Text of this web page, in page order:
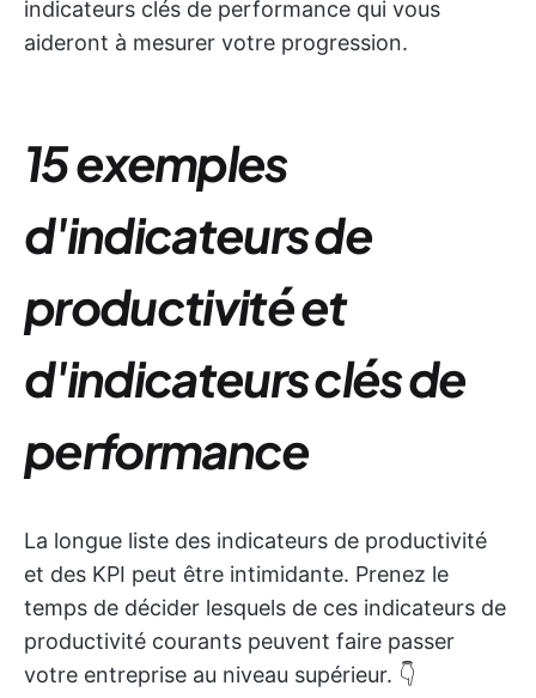
indicateurs clés de performance qui vous
aideront à mesurer votre progression.
15 exemples
d'indicateurs de
productivité et
d'indicateurs clés de
performance
La longue liste des indicateurs de productivité
et des KPI peut être intimidante. Prenez le
temps de décider lesquels de ces indicateurs de
productivité courants peuvent faire passer
votre entreprise au niveau supérieur. 👇